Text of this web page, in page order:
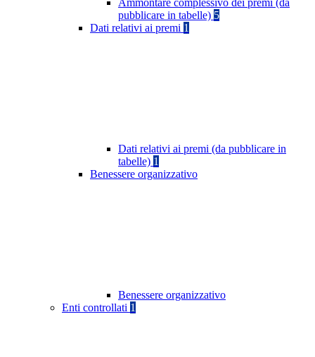
Ammontare complessivo dei premi (da
pubblicare in tabelle) 5
Dati relativi ai premi 1
Dati relativi ai premi (da pubblicare in
tabelle) 1
Benessere organizzativo
Benessere organizzativo
Enti controllati 1